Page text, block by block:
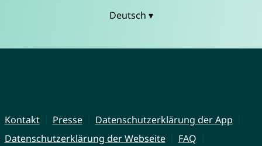
Deutsch ▾
Kontakt Presse
Datenschutzerklärung der App
Datenschutzerklärung der Webseite
FAQ